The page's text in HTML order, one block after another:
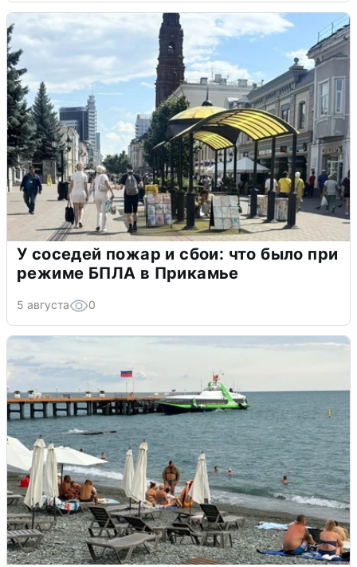
У соседей пожар и сбои: что было при
режиме БПЛА в Прикамье
5 августа 0